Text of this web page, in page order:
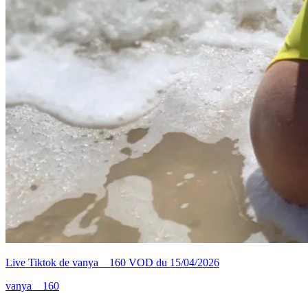
Live Tiktok de vanya__160 VOD du 15/04/2026
vanya__160